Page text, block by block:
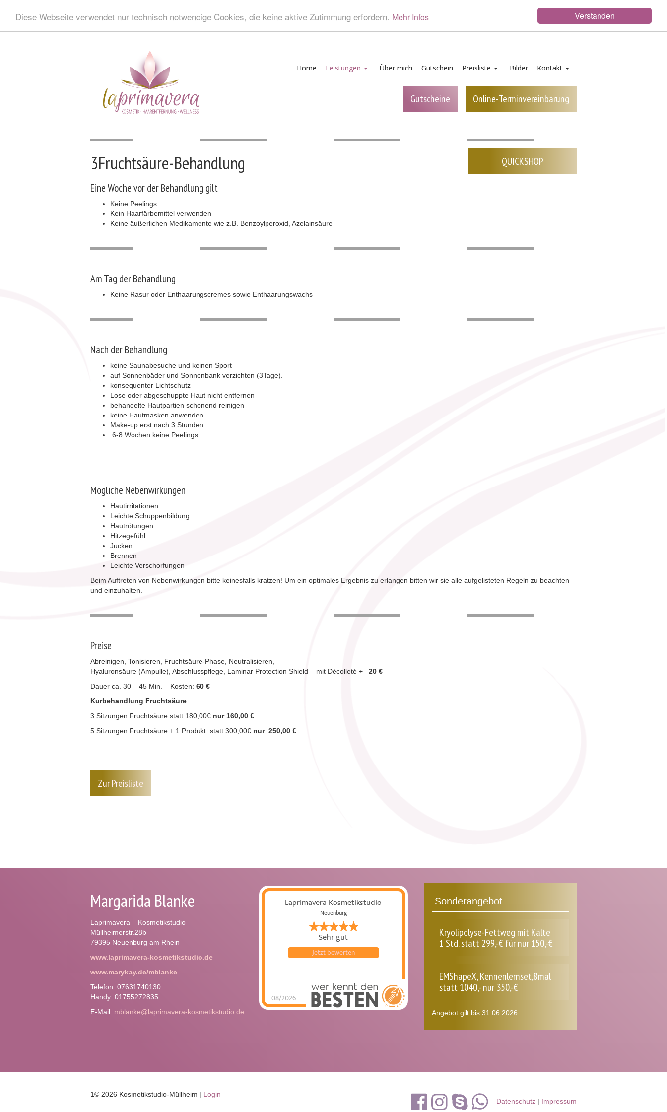
Verstanden
Diese Webseite verwendet nur technisch notwendige Cookies, die keine aktive Zutimmung erfordern. Mehr Infos
Home Leistungen Über mich Gutschein Preisliste Bilder Kontakt
Gutscheine Online-Terminvereinbarung
QUICKSHOP
3Fruchtsäure-Behandlung
Eine Woche vor der Behandlung gilt
Keine Peelings
Kein Haarfärbemittel verwenden
Keine äußerlichen Medikamente wie z.B. Benzoylperoxid, Azelainsäure
Am Tag der Behandlung
Keine Rasur oder Enthaarungscremes sowie Enthaarungswachs
Nach der Behandlung
keine Saunabesuche und keinen Sport
auf Sonnenbäder und Sonnenbank verzichten (3Tage).
konsequenter Lichtschutz
Lose oder abgeschuppte Haut nicht entfernen
behandelte Hautpartien schonend reinigen
keine Hautmasken anwenden
Make-up erst nach 3 Stunden
6-8 Wochen keine Peelings
Mögliche Nebenwirkungen
Hautirritationen
Leichte Schuppenbildung
Hautrötungen
Hitzegefühl
Jucken
Brennen
Leichte Verschorfungen
Beim Auftreten von Nebenwirkungen bitte keinesfalls kratzen! Um ein optimales Ergebnis zu erlangen bitten wir sie alle aufgelisteten Regeln zu beachten
und einzuhalten.
Preise
Abreinigen, Tonisieren, Fruchtsäure-Phase, Neutralisieren,
Hyaluronsäure (Ampulle), Abschlusspflege, Laminar Protection Shield – mit Décolleté +
20 €
Dauer ca. 30 – 45 Min. – Kosten: 60 €
Kurbehandlung Fruchtsäure
3 Sitzungen Fruchtsäure statt 180,00€ nur 160,00 €
5 Sitzungen Fruchtsäure + 1 Produkt statt 300,00€ nur 250,00 €
Zur Preisliste
Margarida Blanke
Laprimavera – Kosmetikstudio
Müllheimerstr.28b
79395 Neuenburg am Rhein
www.laprimavera-kosmetikstudio.de
www.marykay.de/mblanke
Telefon: 07631740130
Handy: 01755272835
E-Mail: mblanke@laprimavera-kosmetikstudio.de
Laprimavera Kosmetikstudio
Neuenburg
Sehr gut
08/2026
Jetzt bewerten
Laprimavera
Kosmetikstudiohat
Sonderangebot
Kryolipolyse-Fettweg mit Kälte
1 Std. statt 299,-€ für nur 150,-€
EMShapeX, Kennenlernset,8mal
statt 1040,- nur 350,-€
Angebot gilt bis 31.06.2026
1© 2026 Kosmetikstudio-Müllheim | Login
Datenschutz | Impressum